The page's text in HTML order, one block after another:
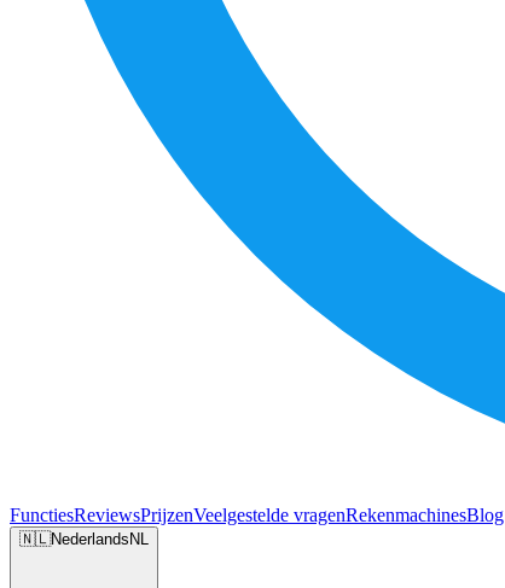
FunctiesReviewsPrijzenVeelgestelde vragenRekenmachinesBlog
🇳🇱Nederlands NL